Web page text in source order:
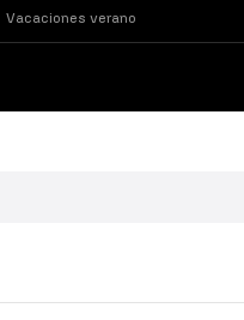
Vacaciones verano